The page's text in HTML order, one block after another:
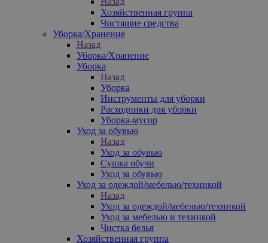
Хозяйственная группа
Чистящие средства
Уборка/Хранение
Назад
Уборка/Хранение
Уборка
Назад
Уборка
Инструменты для уборки
Расходники для уборки
Уборка-мусор
Уход за обувью
Назад
Уход за обувью
Сушка обучи
Уход за обувью
Уход за одеждой/мебелью/техникой
Назад
Уход за одеждой/мебелью/техникой
Уход за мебелью и техникой
Чистка белья
Хозяйственная группа